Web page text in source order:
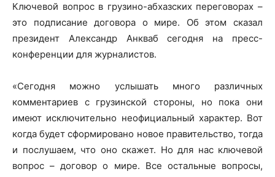
Ключевой вопрос в грузино-абхазских переговорах –
это подписание договора о мире. Об этом сказал
президент Александр Анкваб сегодня на пресс-
конференции для журналистов.
«Сегодня можно услышать много различных
комментариев с грузинской стороны, но пока они
имеют исключительно неофициальный характер. Вот
когда будет сформировано новое правительство, тогда
и послушаем, что оно скажет. Но для нас ключевой
вопрос – договор о мире. Все остальные вопросы,